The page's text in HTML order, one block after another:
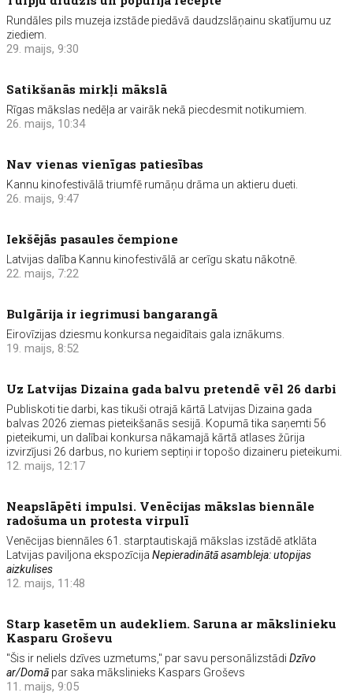
Rundāles pils muzeja izstāde piedāvā daudzslāņainu skatījumu uz
ziediem.
29. maijs, 9:30
Satikšanās mirkļi mākslā
Rīgas mākslas nedēļa ar vairāk nekā piecdesmit notikumiem.
26. maijs, 10:34
Nav vienas vienīgas patiesības
Kannu kinofestivālā triumfē rumāņu drāma un aktieru dueti.
26. maijs, 9:47
Iekšējās pasaules čempione
Latvijas dalība Kannu kinofestivālā ar cerīgu skatu nākotnē.
22. maijs, 7:22
Bulgārija ir iegrimusi bangarangā
Eirovīzijas dziesmu konkursa negaidītais gala iznākums.
19. maijs, 8:52
Uz Latvijas Dizaina gada balvu pretendē vēl 26 darbi
Publiskoti tie darbi, kas tikuši otrajā kārtā Latvijas Dizaina gada
balvas 2026 ziemas pieteikšanās sesijā. Kopumā tika saņemti 56
pieteikumi, un dalībai konkursa nākamajā kārtā atlases žūrija
izvirzījusi 26 darbus, no kuriem septiņi ir topošo dizaineru pieteikumi.
12. maijs, 12:17
Neapslāpēti impulsi. Venēcijas mākslas biennāle
radošuma un protesta virpulī
Venēcijas biennāles 61. starptautiskajā mākslas izstādē atklāta
Latvijas paviljona ekspozīcijaNepieradinātā asambleja: utopijas
aizkulises
12. maijs, 11:48
Starp kasetēm un audekliem. Saruna ar mākslinieku
Kasparu Groševu
"Šis ir neliels dzīves uzmetums," par savu personālizstādiDzīvo
ar/Domā par saka mākslinieks Kaspars Groševs
11. maijs, 9:05